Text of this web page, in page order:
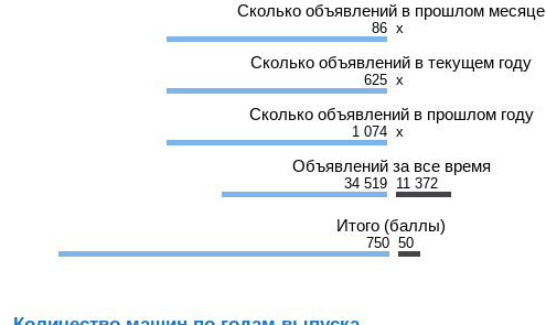
Сколько объявлений в прошлом месяце
86 x
Сколько объявлений в текущем году
625 x
Сколько объявлений в прошлом году
1 074 x
Объявлений за все время
34 519 11 372
Итого (баллы)
750 50